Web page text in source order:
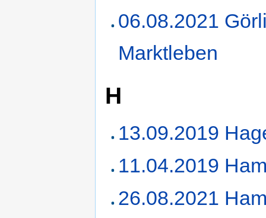
06.08.2021
Marktleben
H
13.09.2019
11.04.2019
26.08.2021